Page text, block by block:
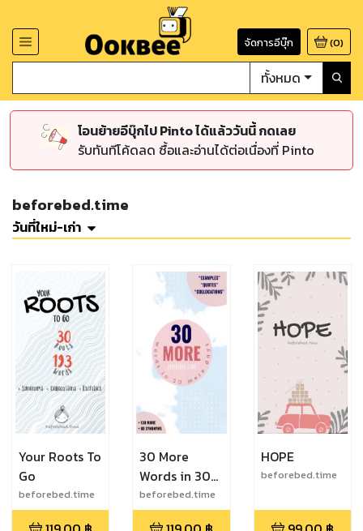
จัดการอีบุ๊ก (0)
ทั้งหมด
โอนย้ายอีบุ๊กไป Pinto ได้แล้ววันนี้ กดเลย
รับทันทีโค้ดลด ซื้อและอ่านได้ต่อเนื่องที่ Pinto
beforebed.time
วันที่ใหม่-เก่า
Your Roots To
Go
beforebed.time
30 More
Words in 30
More Days
beforebed.time
HOPE
beforebed.time